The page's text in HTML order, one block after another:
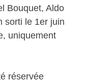
Bouquet, Aldo
sorti le 1er juin
uniquement
réservée